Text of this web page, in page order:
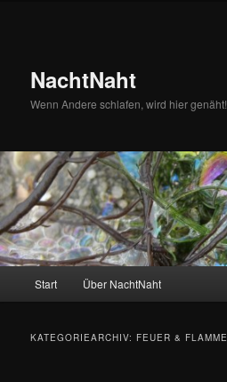
NachtNaht
Wenn Andere schlafen, wird hier genäht!
Start Über NachtNaht
KATEGORIEARCHIV: FEUER & FLAMME